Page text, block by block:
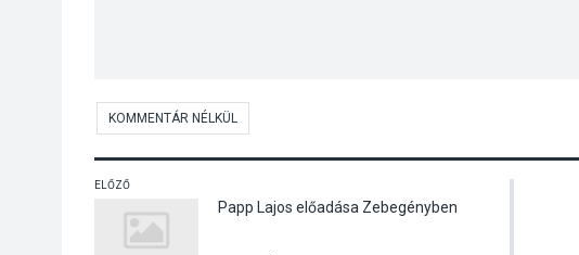
KOMMENTÁR NÉLKÜL
ELŐZŐ
Papp Lajos előadása Zebegényben